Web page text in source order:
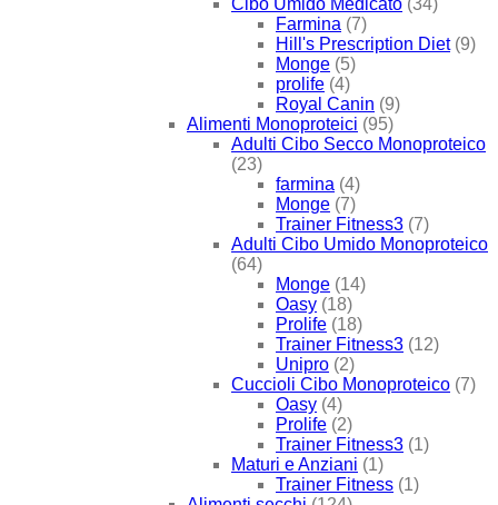
Cibo Umido Medicato (34)
Farmina (7)
Hill's Prescription Diet (9)
Monge (5)
prolife (4)
Royal Canin (9)
Alimenti Monoproteici (95)
Adulti Cibo Secco Monoproteico
(23)
farmina (4)
Monge (7)
Trainer Fitness3 (7)
Adulti Cibo Umido Monoproteico
(64)
Monge (14)
Oasy (18)
Prolife (18)
Trainer Fitness3 (12)
Unipro (2)
Cuccioli Cibo Monoproteico (7)
Oasy (4)
Prolife (2)
Trainer Fitness3 (1)
Maturi e Anziani (1)
Trainer Fitness (1)